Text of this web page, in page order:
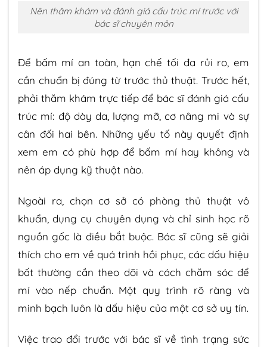
Nên thăm khám và đánh giá cấu trúc mí trước với
bác sĩ chuyên môn
Để bấm mí an toàn, hạn chế tối đa rủi ro, em
cần chuẩn bị đúng từ trước thủ thuật. Trước hết,
phải thăm khám trực tiếp để bác sĩ đánh giá cấu
trúc mí: độ dày da, lượng mỡ, cơ nâng mi và sự
cân đối hai bên. Những yếu tố này quyết định
xem em có phù hợp để bấm mí hay không và
nên áp dụng kỹ thuật nào.
Ngoài ra, chọn cơ sở có phòng thủ thuật vô
khuẩn, dụng cụ chuyên dụng và chỉ sinh học rõ
nguồn gốc là điều bắt buộc. Bác sĩ cũng sẽ giải
thích cho em về quá trình hồi phục, các dấu hiệu
bất thường cần theo dõi và cách chăm sóc để
mí vào nếp chuẩn. Một quy trình rõ ràng và
minh bạch luôn là dấu hiệu của một cơ sở uy tín.
Việc trao đổi trước với bác sĩ về tình trạng sức